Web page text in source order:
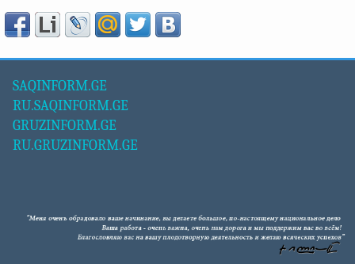
SAQINFORM.GE
RU.SAQINFORM.GE
GRUZINFORM.GE
RU.GRUZINFORM.GE